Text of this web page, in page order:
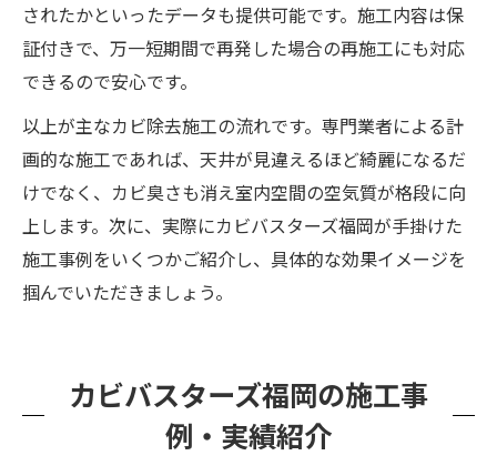
されたかといったデータも提供可能です。施工内容は保
証付きで、万一短期間で再発した場合の再施工にも対応
できるので安心です。
以上が主なカビ除去施工の流れです。専門業者による計
画的な施工であれば、天井が見違えるほど綺麗になるだ
けでなく、カビ臭さも消え室内空間の空気質が格段に向
上します。次に、実際にカビバスターズ福岡が手掛けた
施工事例をいくつかご紹介し、具体的な効果イメージを
掴んでいただきましょう。
カビバスターズ福岡の施工事
例・実績紹介